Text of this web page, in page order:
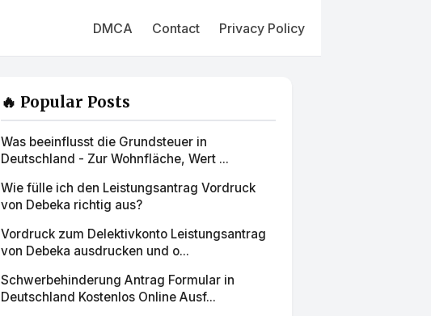
DMCA Contact Privacy Policy
🔥 Popular Posts
Was beeinflusst die Grundsteuer in
Deutschland - Zur Wohnfläche, Wert ...
Wie fülle ich den Leistungsantrag Vordruck
von Debeka richtig aus?
Vordruck zum Delektivkonto Leistungsantrag
von Debeka ausdrucken und o...
Schwerbehinderung Antrag Formular in
Deutschland Kostenlos Online Ausf...